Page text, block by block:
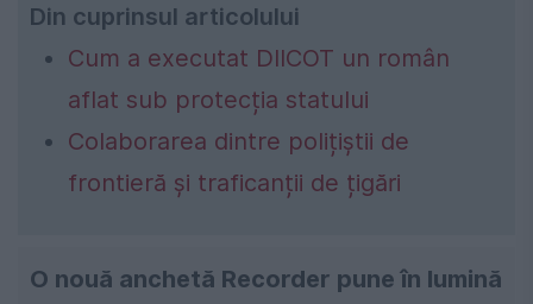
Din cuprinsul articolului
Cum a executat DIICOT un român
aflat sub protecția statului
Colaborarea dintre polițiștii de
frontieră și traficanții de țigări
O nouă anchetă Recorder pune în lumină